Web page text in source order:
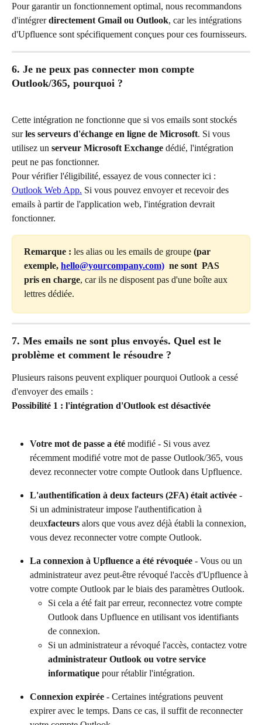
Pour garantir un fonctionnement optimal, nous recommandons
d'intégrer directement Gmail ou Outlook, car les intégrations
d'Upfluence sont spécifiquement conçues pour ces fournisseurs.
6. Je ne peux pas connecter mon compte
Outlook/365, pourquoi ?
Cette intégration ne fonctionne que si vos emails sont stockés
sur les serveurs d'échange en ligne de Microsoft. Si vous
utilisez un serveur Microsoft Exchange dédié, l'intégration
peut ne pas fonctionner.
Pour vérifier l'éligibilité, essayez de vous connecter ici :
Outlook Web App. Si vous pouvez envoyer et recevoir des
emails à partir de l'application web, l'intégration devrait
fonctionner.
Remarque : les alias ou les emails de groupe (par
exemple, hello@yourcompany.com)
  ne sont  PAS
pris en charge, car ils ne disposent pas d'une boîte aux
lettres dédiée.
7. Mes emails ne sont plus envoyés. Quel est le
problème et comment le résoudre ?
Plusieurs raisons peuvent expliquer pourquoi Outlook a cessé
d'envoyer des emails :
Possibilité 1 : l'intégration d'Outlook est désactivée
Votre mot de passe a été modifié - Si vous avez
récemment modifié votre mot de passe Outlook/365, vous
devez reconnecter votre compte Outlook dans Upfluence.
L'authentification à deux facteurs (2FA) était activée -
Si un administrateur impose l'authentification à
deuxfacteurs alors que vous avez déjà établi la connexion,
vous devez reconnecter votre compte Outlook.
La connexion à Upfluence a été révoquée - Vous ou un
administrateur avez peut-être révoqué l'accès d'Upfluence à
votre compte Outlook par le biais des paramètres Outlook.
Si cela a été fait par erreur, reconnectez votre compte
Outlook dans Upfluence en utilisant vos identifiants
de connexion.
Si un administrateur a révoqué l'accès, contactez votre
administrateur Outlook ou votre service
informatique pour rétablir l'intégration.
Connexion expirée - Certaines intégrations peuvent
expirer avec le temps. Dans ce cas, il suffit de reconnecter